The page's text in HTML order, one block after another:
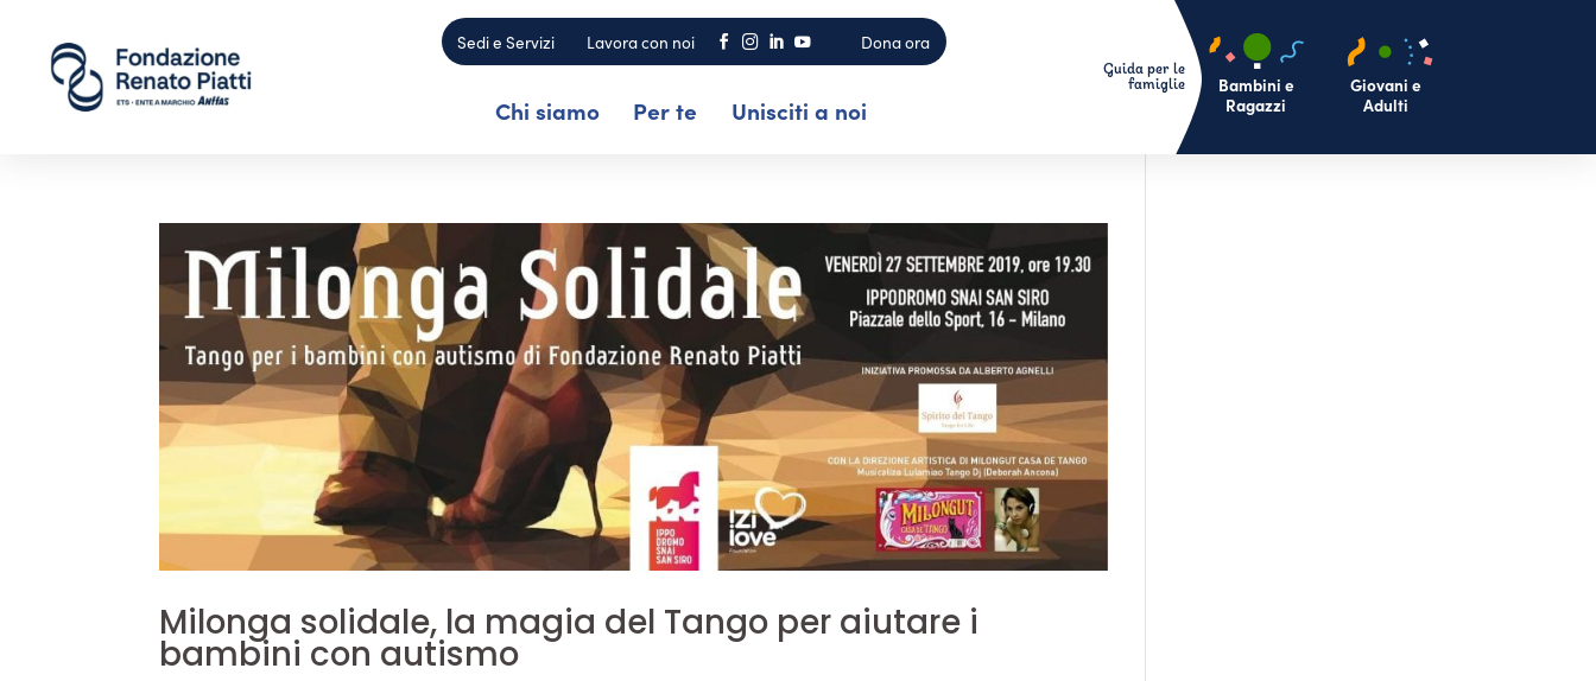
Sedi e Servizi Lavora con noi     Dona ora
Chi siamo Per te Unisciti a noi
Bambini e
Ragazzi
Giovani e
Adulti
Milonga solidale, la magia del Tango per aiutare i
bambini con autismo